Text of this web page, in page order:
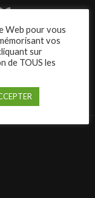
Web pour vous
vos
sur
de TOUS les